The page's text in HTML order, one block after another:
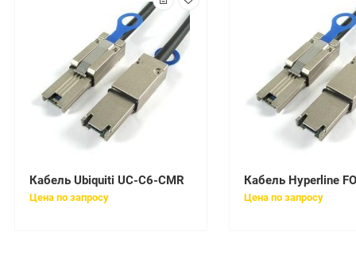
Кабель Ubiquiti UC-C6-CMR
Цена по запросу Цена по запросу